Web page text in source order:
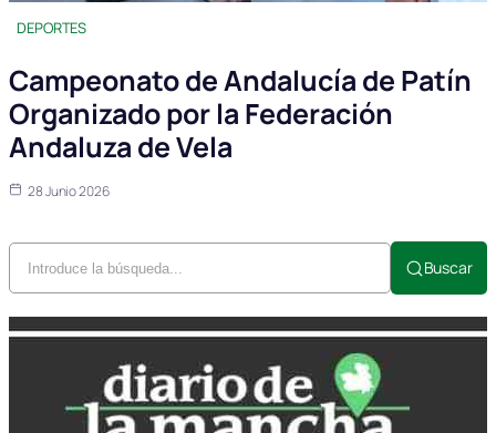
DEPORTES
Campeonato de Andalucía de Patín
Organizado por la Federación
Andaluza de Vela
28 Junio 2026
Buscar